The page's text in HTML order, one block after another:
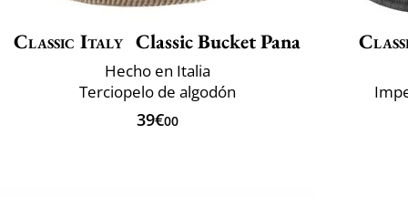
Classic Italy Classic Bucket Pana
Hecho en Italia
Terciopelo de algodón
39€00